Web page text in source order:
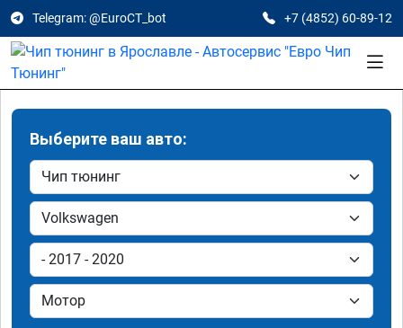
Telegram: @EuroCT_bot +7 (4852) 60-89-12
Выберите ваш авто: